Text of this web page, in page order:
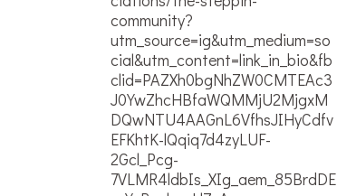
community?
utm_source=ig&utm_medium=so
cial&utm_content=link_in_bio&fb
clid=PAZXh0bgNhZW0CMTEAc3
J0YwZhcHBfaWQMMjU2MjgxM
DQwNTU4AAGnL6VfhsJIHyCdfv
EFKhtK-lQqiq7d4zyLUF-
2Gcl_Pcg-
7VLMR4ldbIs_XIg_aem_85BrdDE